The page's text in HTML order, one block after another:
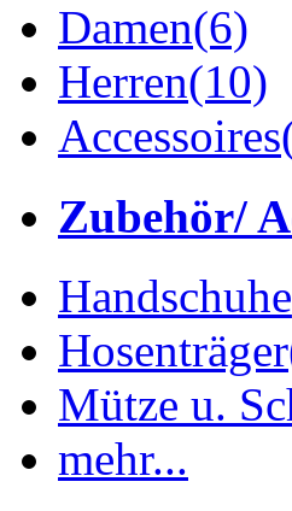
Damen(6)
Herren(10)
Accessoires
Zubehör/
Handschuhe
Hosenträger
Mütze u.
mehr...